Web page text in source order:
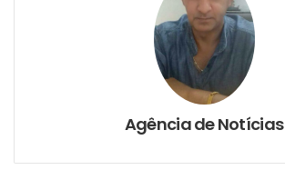
Agência de Notícias